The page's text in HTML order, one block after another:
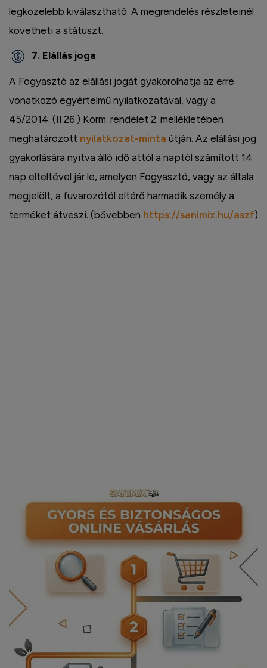
legközelebb kiválasztható. A megrendelés részleteinél
követheti a státuszt.
7. Elállás joga
A Fogyasztó az elállási jogát gyakorolhatja az erre
vonatkozó egyértelmű nyilatkozatával, vagy a
45/2014. (II.26.) Korm. rendelet 2. mellékletében
meghatározott nyilatkozat-minta útján. Az elállási jog
gyakorlására nyitva álló idő attól a naptól számított 14
nap elteltével jár le, amelyen Fogyasztó, vagy az általa
megjelölt, a fuvarozótól eltérő harmadik személy a
terméket átveszi. (bővebben https://sanimix.hu/aszf)